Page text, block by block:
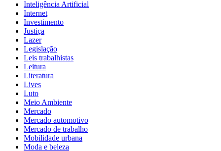
Inteligência Artificial
Internet
Investimento
Justiça
Lazer
Legislação
Leis trabalhistas
Leitura
Literatura
Lives
Luto
Meio Ambiente
Mercado
Mercado automotivo
Mercado de trabalho
Mobilidade urbana
Moda e beleza